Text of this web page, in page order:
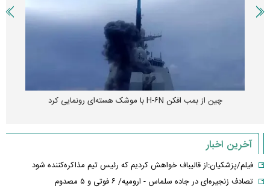
چین از بمب افکن H-۶N با موشک هسته‌ای رونمایی کرد
آخرین اخبار
فیلم/پزشکیان:از قالیباف خواهش کردیم که رئیس تیم مذاکره‌کننده شود
تصادف زنجیره‌ای در جاده سلماس - ارومیه/ ۶ فوتی و ۵ مصدوم